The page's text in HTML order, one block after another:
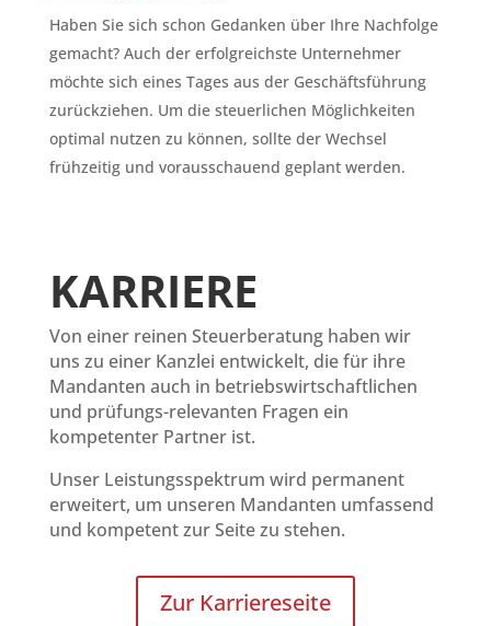
Haben Sie sich schon Gedanken über Ihre Nachfolge
gemacht? Auch der erfolgreichste Unternehmer
möchte sich eines Tages aus der Geschäftsführung
zurückziehen. Um die steuerlichen Möglichkeiten
optimal nutzen zu können, sollte der Wechsel
frühzeitig und vorausschauend geplant werden.
KARRIERE
Von einer reinen Steuerberatung haben wir
uns zu einer Kanzlei entwickelt, die für ihre
Mandanten auch in betriebswirtschaftlichen
und prüfungs-relevanten Fragen ein
kompetenter Partner ist.
Unser Leistungsspektrum wird permanent
erweitert, um unseren Mandanten umfassend
und kompetent zur Seite zu stehen.
Zur Karriereseite